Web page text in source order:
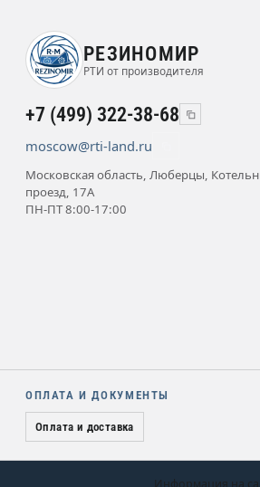
РЕЗИНОМИР
РТИ от производителя
+7 (499) 322-38-68
moscow@rti-land.ru
Московская область, Люберцы,
проезд, 17А
ПН-ПТ 8:00-17:00
ОПЛАТА И ДОКУМЕНТЫ
Оплата и доставка
Информация на